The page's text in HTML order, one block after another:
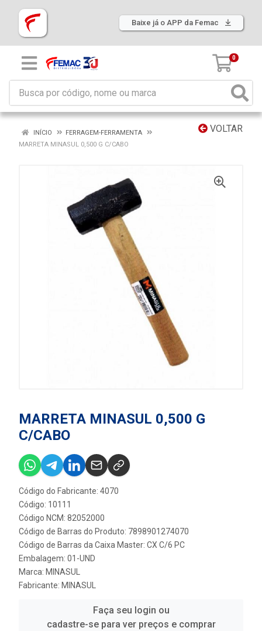
Baixe já o APP da Femac
0
VOLTAR
INÍCIO
FERRAGEM-FERRAMENTA
MARRETA MINASUL 0,500 G C/CABO
MARRETA MINASUL 0,500 G
C/CABO
Código do Fabricante: 4070
Código: 10111
Código NCM: 82052000
Código de Barras do Produto: 7898901274070
Código de Barras da Caixa Master: CX C/6 PC
Embalagem: 01-UND
Marca: MINASUL
Fabricante: MINASUL
Faça seu login ou
cadastre-se para ver preços e comprar